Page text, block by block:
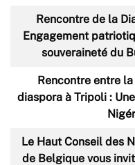
Rencontre de la
Engagement
souveraineté du
Rencontre entre
diaspora à Tripoli :
Le Haut Conseil des
de Belgique vous